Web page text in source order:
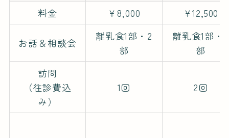
料金
￥8,000 ￥12,500
お話＆相談会
離乳食1部・2
部
離乳食1部・2
部
訪問
（往診費込
み）
1回 2回